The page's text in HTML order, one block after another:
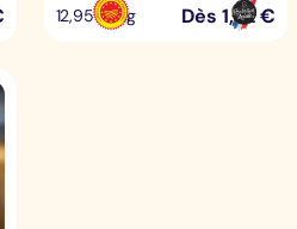
12,95 €/kg Dès 1,62€